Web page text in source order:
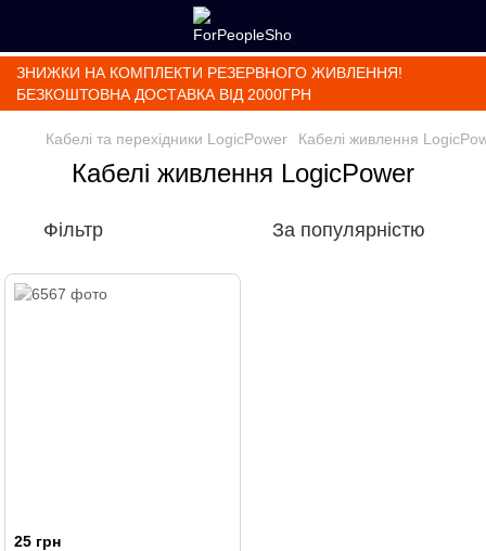
ЗНИЖКИ НА КОМПЛЕКТИ РЕЗЕРВНОГО ЖИВЛЕННЯ!
БЕЗКОШТОВНА ДОСТАВКА ВІД 2000ГРН
Кабелі та перехідники LogicPower Кабелі живлення
Кабелі живлення LogicPower
Фільтр За популярністю
25 грн